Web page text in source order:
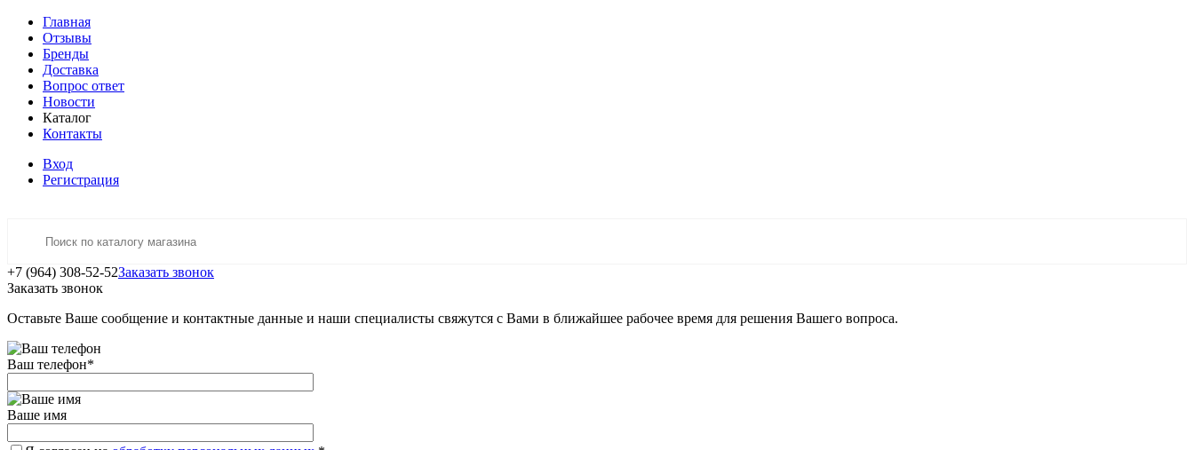
Главная
Отзывы
Бренды
Доставка
Вопрос ответ
Новости
Каталог
Контакты
Вход
Регистрация
+7 (964) 308-52-52Заказать звонок
Заказать звонок
Оставьте Ваше сообщение и контактные данные и наши специалисты свяжутся с Вами в ближайшее рабочее время для решения Вашего вопроса.
Ваш телефон*
Ваше имя